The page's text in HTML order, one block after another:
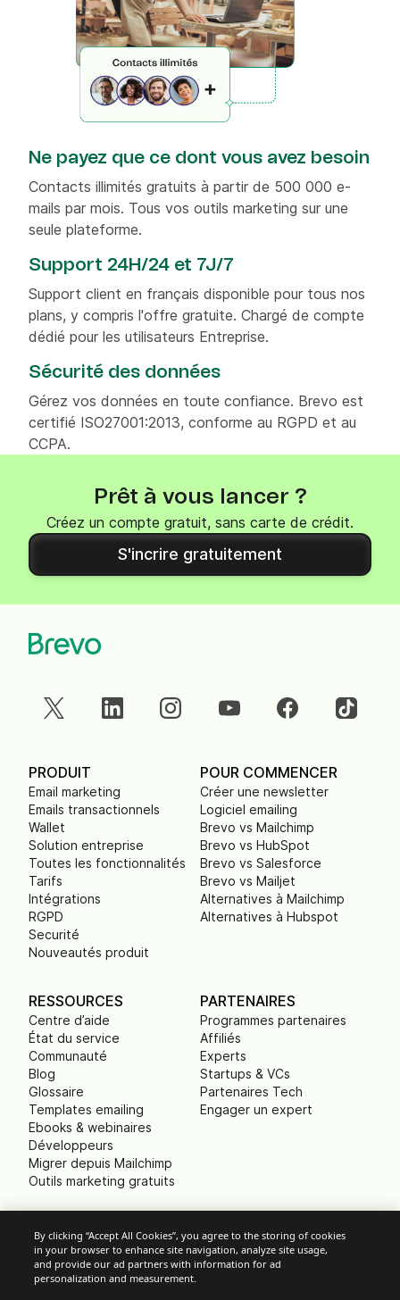
Ne payez que ce dont vous avez besoin
Contacts illimités gratuits à partir de 500 000 e-
mails par mois. Tous vos outils marketing sur une
seule plateforme.
Support 24H/24 et 7J/7
Support client en français disponible pour tous nos
plans, y compris l'offre gratuite. Chargé de compte
dédié pour les utilisateurs Entreprise.
Sécurité des données
Gérez vos données en toute confiance. Brevo est
certifié ISO27001:2013, conforme au RGPD et au
CCPA.
Prêt à vous lancer ?
Créez un compte gratuit, sans carte de crédit.
S'incrire gratuitement
PRODUIT
Email marketing
Emails transactionnels
Wallet
Solution entreprise
Toutes les fonctionnalités
Tarifs
Intégrations
RGPD
Securité
Nouveautés produit
POUR COMMENCER
Créer une newsletter
Logiciel emailing
Brevo vs Mailchimp
Brevo vs HubSpot
Brevo vs Salesforce
Brevo vs Mailjet
Alternatives à Mailchimp
Alternatives à Hubspot
RESSOURCES
Centre d’aide
État du service
Communauté
Blog
Glossaire
Templates emailing
Ebooks & webinaires
Développeurs
Migrer depuis Mailchimp
Outils marketing gratuits
PARTENAIRES
Programmes partenaires
Affiliés
Experts
Startups & VCs
Partenaires Tech
Engager un expert
ENTREPRISE
A propos
Nous contacter
Equipe de direction
By clicking “Accept All Cookies”, you agree to the storing of cookies
in your browser to enhance site navigation, analyze site usage,
and provide our ad partners with information for ad
personalization and measurement.